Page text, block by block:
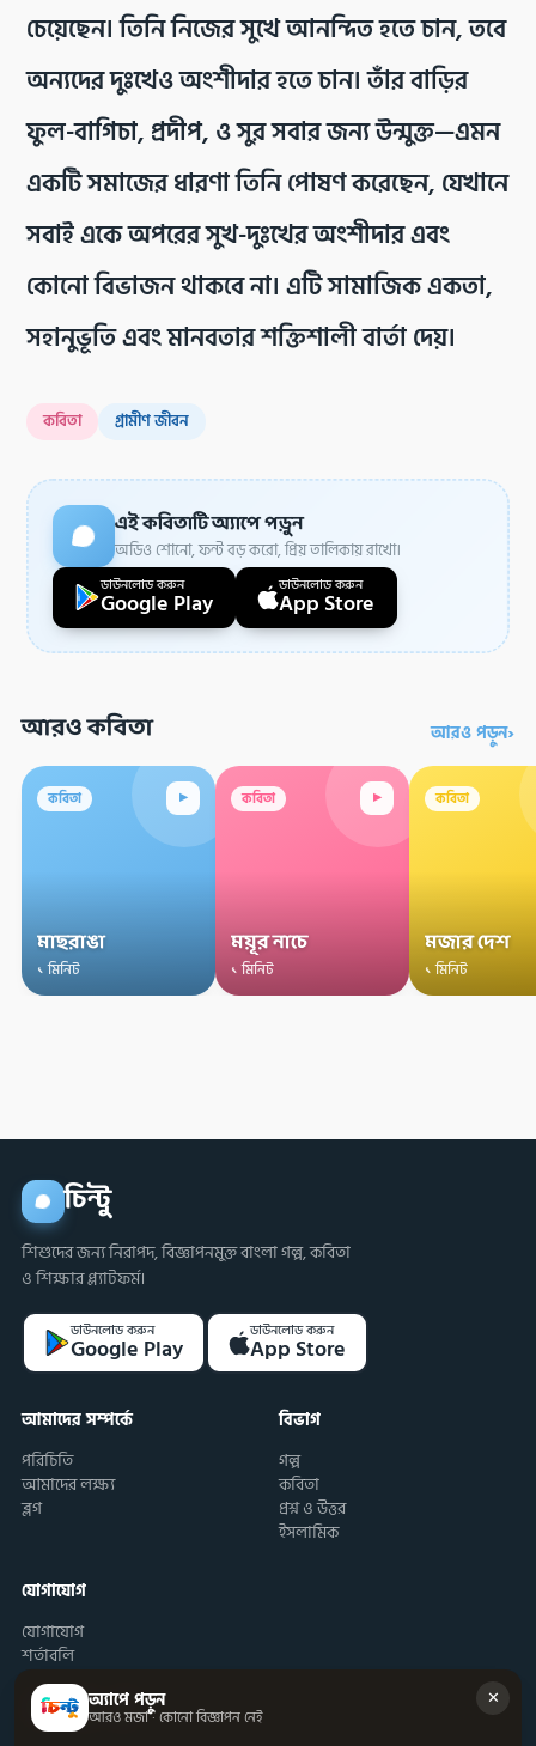
চেয়েছেন। তিনি নিজের সুখে আনন্দিত হতে চান, তবে
অন্যদের দুঃখেও অংশীদার হতে চান। তাঁর বাড়ির
ফুল-বাগিচা, প্রদীপ, ও সুর সবার জন্য উন্মুক্ত—এমন
একটি সমাজের ধারণা তিনি পোষণ করেছেন, যেখানে
সবাই একে অপরের সুখ-দুঃখের অংশীদার এবং
কোনো বিভাজন থাকবে না। এটি সামাজিক একতা,
সহানুভূতি এবং মানবতার শক্তিশালী বার্তা দেয়।
কবিতা গ্রামীণ জীবন
এই কবিতাটি অ্যাপে পড়ুন
অডিও শোনো, ফন্ট বড় করো, প্রিয় তালিকায় রাখো।
ডাউনলোড করুন
Google Play
ডাউনলোড করুন
App Store
আরও কবিতা আরও পড়ুন›
কবিতা ▸
মাছরাঙা
১ মিনিট
কবিতা ▸
ময়ূর নাচে
১ মিনিট
কবিতা
মজার দেশ
১ মিনিট
চিন্টু
শিশুদের জন্য নিরাপদ, বিজ্ঞাপনমুক্ত বাংলা গল্প, কবিতা
ও শিক্ষার প্ল্যাটফর্ম।
ডাউনলোড করুন
Google Play
ডাউনলোড করুন
App Store
আমাদের সম্পর্কে
পরিচিতি
আমাদের লক্ষ্য
ব্লগ
বিভাগ
গল্প
কবিতা
প্রশ্ন ও উত্তর
ইসলামিক
যোগাযোগ
যোগাযোগ
শর্তাবলি
✕
অ্যাপে পড়ুন
আরও মজা · কোনো বিজ্ঞাপন নেই